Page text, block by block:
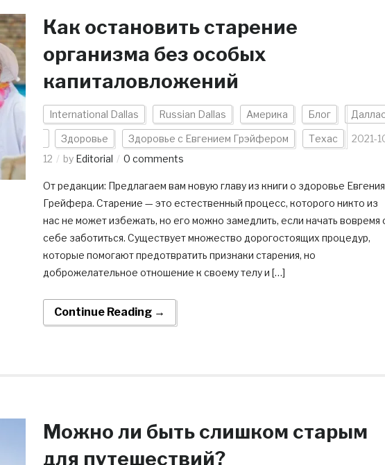
Как остановить старение
организма без особых
капиталовложений
International Dallas Russian Dallas Америка Блог
Здоровье Здоровье с Евгением Грэйфером Техас
2021-
12
by Editorial 0 comments
От редакции: Предлагаем вам новую главу из книги о здоровье Евгения
Грейфера. Старение — это естественный процесс, которого никто из
нас не может избежать, но его можно замедлить, если начать вовремя
себе заботиться. Существует множество дорогостоящих процедур,
которые помогают предотвратить признаки старения, но
доброжелательное отношение к своему телу и […]
Continue Reading →
Можно ли быть слишком старым
для путешествий?